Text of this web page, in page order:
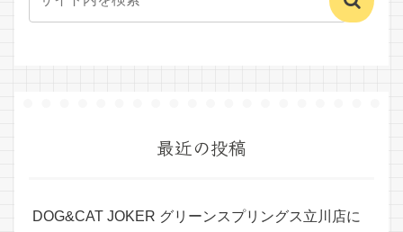
最近の投稿
DOG&CAT JOKER グリーンスプリングス立川店に